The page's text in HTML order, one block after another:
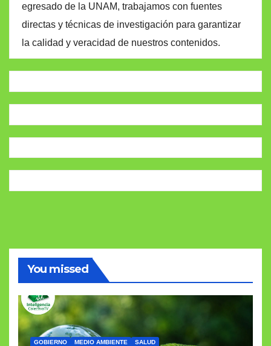
egresado de la UNAM, trabajamos con fuentes
directas y técnicas de investigación para garantizar
la calidad y veracidad de nuestros contenidos.
You missed
GOBIERNO MEDIO AMBIENTE SALUD